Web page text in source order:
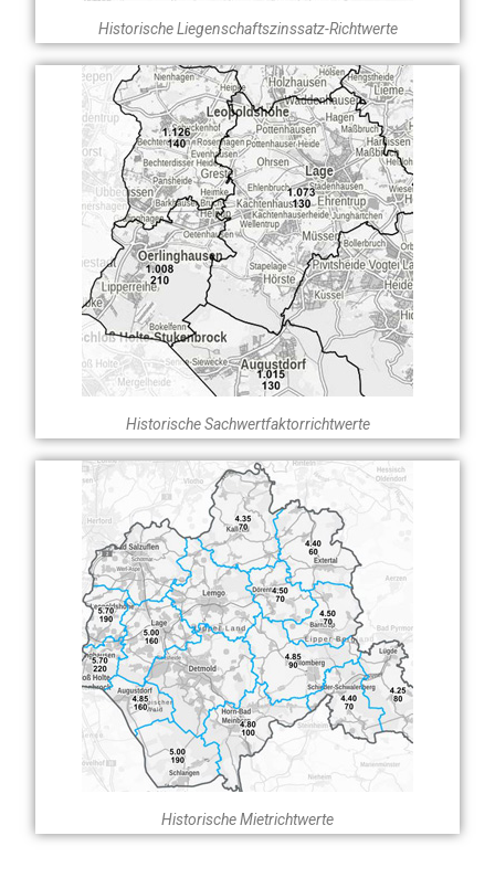
Historische Liegenschaftszinssatz-Richtwerte
Historische Sachwertfaktorrichtwerte
Historische Mietrichtwerte